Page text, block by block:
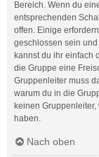
Bereich. Wenn du
entsprechenden
offen. Einige
geschlossen sein
kannst du ihr einfach
die Gruppe eine
Gruppenleiter muss
warum du in die
keinen
haben.
Nach oben